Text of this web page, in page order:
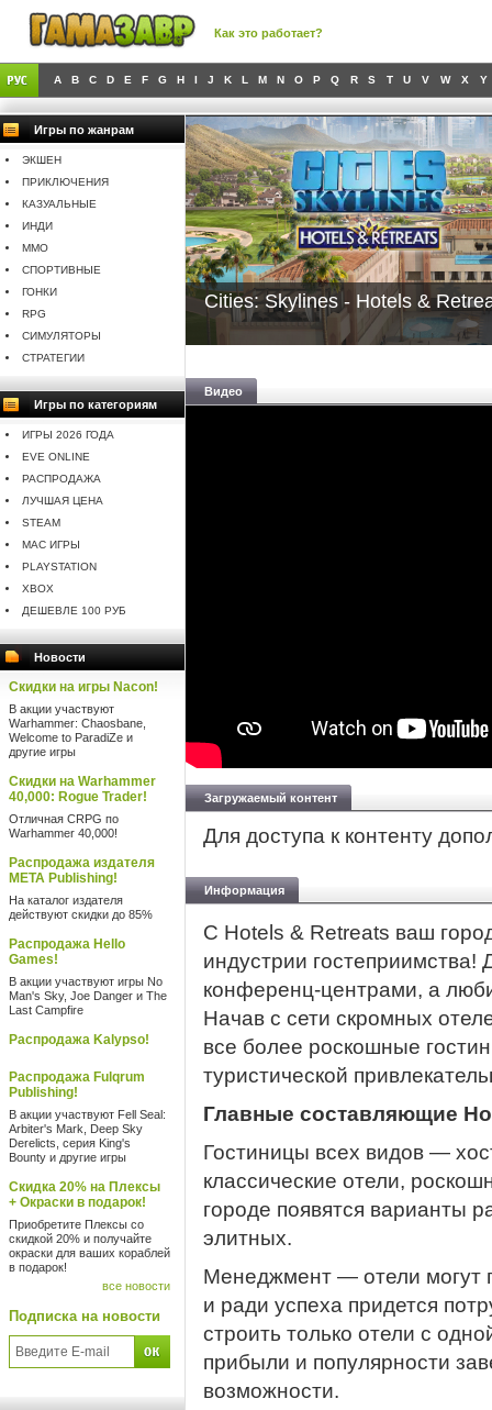
Как это работает?
A B C D E F G H I J K L M N O P Q R S T U V W X Y
Игры по жанрам
ЭКШЕН
ПРИКЛЮЧЕНИЯ
КАЗУАЛЬНЫЕ
ИНДИ
MMO
СПОРТИВНЫЕ
ГОНКИ
RPG
СИМУЛЯТОРЫ
СТРАТЕГИИ
Игры по категориям
ИГРЫ 2026 ГОДА
EVE ONLINE
РАСПРОДАЖА
ЛУЧШАЯ ЦЕНА
STEAM
MAC ИГРЫ
PLAYSTATION
XBOX
ДЕШЕВЛЕ 100 РУБ
Новости
Скидки на игры Nacon!
В акции участвуют
Warhammer: Chaosbane,
Welcome to ParadiZe и
другие игры
Скидки на Warhammer
40,000: Rogue Trader!
Отличная CRPG по
Warhammer 40,000!
Распродажа издателя
META Publishing!
На каталог издателя
действуют скидки до 85%
Распродажа Hello
Games!
В акции участвуют игры No
Man's Sky, Joe Danger и The
Last Campfire
Распродажа Kalypso!
Распродажа Fulqrum
Publishing!
В акции участвуют Fell Seal:
Arbiter's Mark, Deep Sky
Derelicts, серия King's
Bounty и другие игры
Скидка 20% на Плексы
+ Окраски в подарок!
Приобретите Плексы со
скидкой 20% и получайте
окраски для ваших кораблей
в подарок!
все новости
Подписка на новости
Cities: Skylines - Hotels &
Видео
Загружаемый контент
Для доступа к контенту
Информация
С Hotels & Retreats ваш
индустрии
конференц-центрами, а
Начав с сети скромных
все более роскошные
туристической
Главные составляющие
Гостиницы всех видов —
классические отели,
городе появятся варианты
элитных.
Менеджмент — отели могут
и ради успеха придется
строить только отели с
прибыли и популярности
возможности.